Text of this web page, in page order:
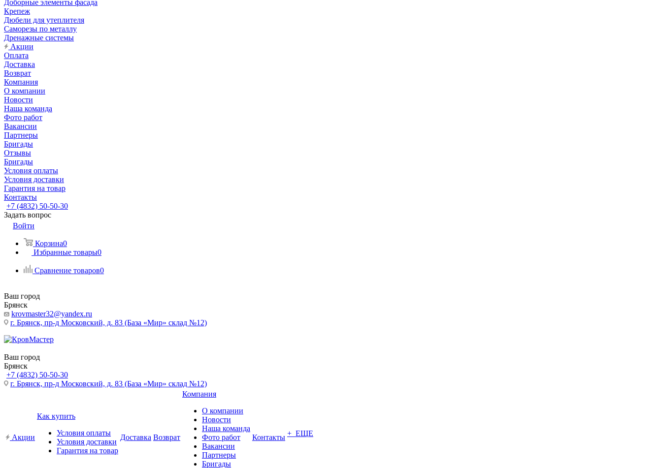
Доборные элементы фасада
Крепеж
Дюбели для утеплителя
Саморезы по металлу
Дренажные системы
Акции
Оплата
Доставка
Возврат
Компания
О компании
Новости
Наша команда
Фото работ
Вакансии
Партнеры
Бригады
Отзывы
Бригады
Условия оплаты
Условия доставки
Гарантия на товар
Контакты
+7 (4832) 50-50-30
Задать вопрос
Войти
Корзина0
Избранные товары0
Сравнение товаров0
Ваш город
Брянск
krovmaster32@yandex.ru
г. Брянск, пр-д Московский, д. 83 (База «Мир» склад №12)
Ваш город
Брянск
+7 (4832) 50-50-30
г. Брянск, пр-д Московский, д. 83 (База «Мир» склад №12)
Акции
Как купить
Условия оплаты
Условия доставки
Гарантия на товар
Доставка Возврат
Компания
О компании
Новости
Наша команда
Фото работ
Вакансии
Партнеры
Бригады
Контакты + ЕЩЕ